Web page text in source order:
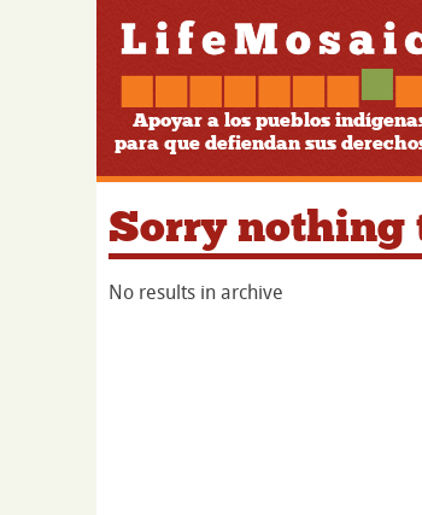
Apoyar a los pueblos
para que defiendan sus
Sorry nothing
No results in archive